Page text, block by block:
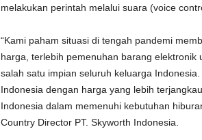
melakukan perintah melalui suara (voice
“Kami paham situasi di tengah pandemi
harga, terlebih pemenuhan barang
salah satu impian seluruh keluarga
Indonesia dengan harga yang lebih
Indonesia dalam memenuhi kebutuhan
Country Director PT. Skyworth Indonesia.